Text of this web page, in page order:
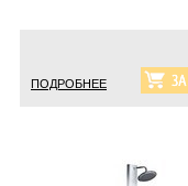
ПОДРОБНЕЕ